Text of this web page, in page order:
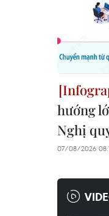
hướng
Nghị
07/08/2026